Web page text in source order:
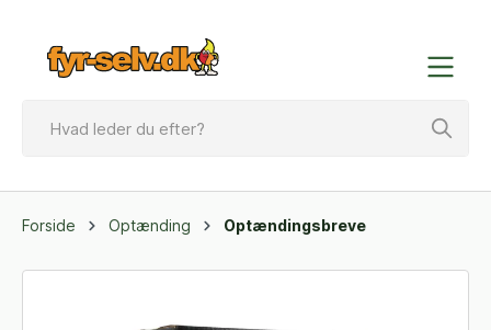
Forside Optænding Optændingsbreve